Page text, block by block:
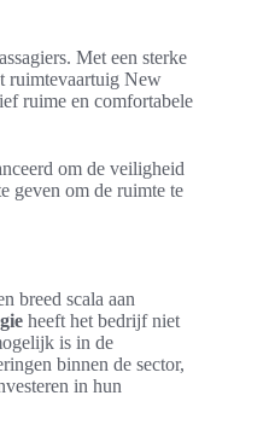
Met een sterke
ruimtevaartuig New
ruime en comfortabele
om de veiligheid
geven om de ruimte te
breed scala aan
heeft het bedrijf niet
is in de
binnen de sector,
in hun